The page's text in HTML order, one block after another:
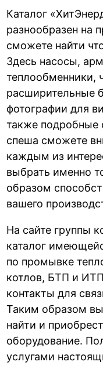
Каталог
разнообразен на
сможете найти
Здесь насосы,
теплообменники,
расширительные
фотографии для
также подробные
спеша сможете
каждым из
выбрать именно
образом
вашего
На сайте группы
каталог
по промывке
котлов, БТП и
контакты для
Таким образом
найти и
оборудование.
услугами